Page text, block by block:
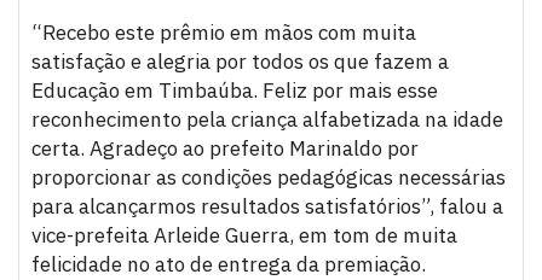
“Recebo este prêmio em mãos com muita
satisfação e alegria por todos os que fazem a
Educação em Timbaúba. Feliz por mais esse
reconhecimento pela criança alfabetizada na idade
certa. Agradeço ao prefeito Marinaldo por
proporcionar as condições pedagógicas necessárias
para alcançarmos resultados satisfatórios”, falou a
vice-prefeita Arleide Guerra, em tom de muita
felicidade no ato de entrega da premiação.